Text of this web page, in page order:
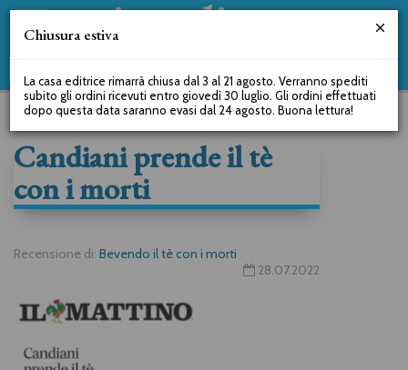
Candiani prende il tè
con i morti
Recensione di: Bevendo il tè con i morti
28.07.2022
Chiusura estiva
La casa editrice rimarrà chiusa dal 3 al 21 agosto. Verranno spediti
subito gli ordini ricevuti entro giovedì 30 luglio. Gli ordini effettuati
dopo questa data saranno evasi dal 24 agosto. Buona lettura!